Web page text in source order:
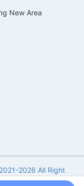
New Area
2026 All Right